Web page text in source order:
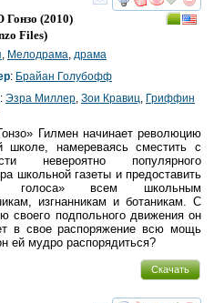
смотреть
Гонзо (2010)
Files)
, Мелодрама, драма
: Брайан Голубофф
: Эзра Миллер, Зои Кравиц, Гриффин
Гилмен начинает революцию
школе, намереваясь сместить с
невероятно популярного
школьной газеты и предоставить
голоса» всем школьным
изгнанникам и ботаникам. С
своего подпольного движения он
в свое распоряжение всю мощь
ей мудро распорядиться?
Скачать